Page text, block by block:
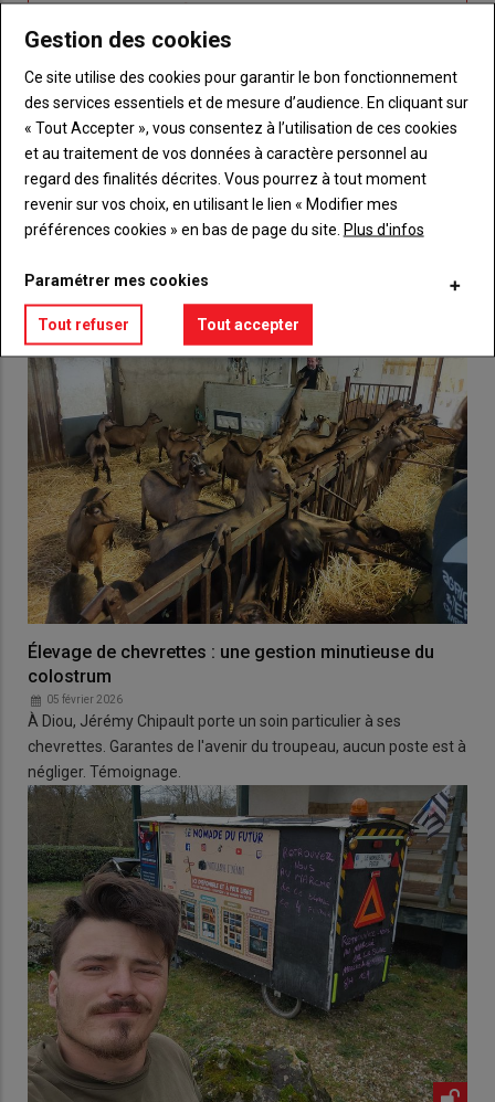
titre
BodyChoisissez votre formule et créez votre
compte pour accéder à tout {nom-site}.
Lien Créez un compte
VOUS AIMEREZ AUSSI
Élevage de chevrettes : une gestion minutieuse du
colostrum
05 février 2026
À Diou, Jérémy Chipault porte un soin particulier à ses
chevrettes. Garantes de l'avenir du troupeau, aucun poste est à
négliger. Témoignage.
Gestion des cookies
Ce site utilise des cookies pour garantir le bon fonctionnement
des services essentiels et de mesure d’audience. En cliquant sur
« Tout Accepter », vous consentez à l’utilisation de ces cookies
et au traitement de vos données à caractère personnel au
regard des finalités décrites. Vous pourrez à tout moment
revenir sur vos choix, en utilisant le lien « Modifier mes
préférences cookies » en bas de page du site. Plus d'infos
Paramétrer mes cookies
Tout refuser Tout accepter